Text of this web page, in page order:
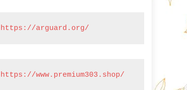
https://arguard.org/
https://www.premium303.shop/